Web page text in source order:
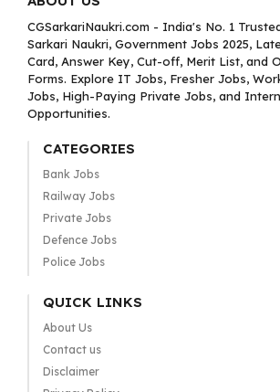
CGSarkariNaukri.com - India's No. 1
Sarkari Naukri, Government Jobs 2025,
Card, Answer Key, Cut-off, Merit List, and
Forms. Explore IT Jobs, Fresher Jobs,
Jobs, High-Paying Private Jobs, and
Opportunities.
CATEGORIES
Bank Jobs
Railway Jobs
Private Jobs
Defence Jobs
Police Jobs
QUICK LINKS
About Us
Contact us
Disclaimer